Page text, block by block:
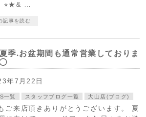
⭐︎★& …
記事を読む
季.お盆期間も通常営業しておりま
◯
年7月22日
一覧 スタッフブログ一覧 大山店(ブログ)
ご来店頂きありがとうございます。 夏